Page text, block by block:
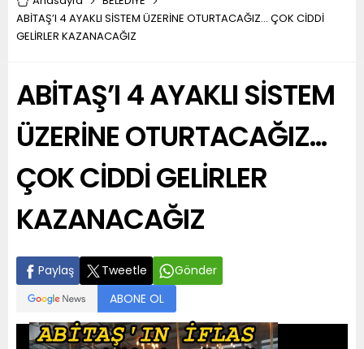
ABİTAŞ’I 4 AYAKLI SİSTEM ÜZERİNE OTURTACAĞIZ… ÇOK CİDDİ
GELİRLER KAZANACAĞIZ
ABİTAŞ’I 4 AYAKLI SİSTEM
ÜZERİNE OTURTACAĞIZ…
ÇOK CİDDİ GELİRLER
KAZANACAĞIZ
Paylaş Tweetle
Gönder
ABONE OL